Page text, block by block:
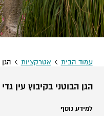
עמוד הבית אטרקציות
הגן הבוטני בקיבוץ עין גדי
למידע נוסף